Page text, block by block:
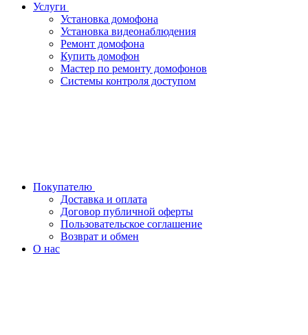
Услуги
Установка домофона
Установка видеонаблюдения
Ремонт домофона
Купить домофон
Мастер по ремонту домофонов
Системы контроля доступом
Покупателю
Доставка и оплата
Договор публичной оферты
Пользовательское соглашение
Возврат и обмен
О нас